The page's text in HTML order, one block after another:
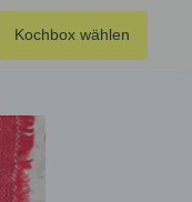
Kochbox wählen